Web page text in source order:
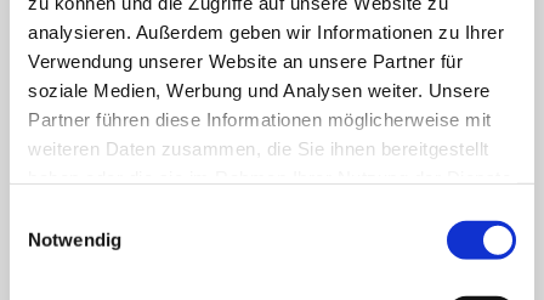
analysieren. Außerdem geben wir Informationen zu Ihrer
Verwendung unserer Website an unsere Partner für
soziale Medien, Werbung und Analysen weiter. Unsere
Partner führen diese Informationen möglicherweise mit
weiteren Daten zusammen, die Sie ihnen bereitgestellt
Notwendig
FACHBEREICHE
Klinik für Allgemein-, Viszeral- und minimal-
invasive Chirurgie
Klinik für Innere Medizin Goethestraße